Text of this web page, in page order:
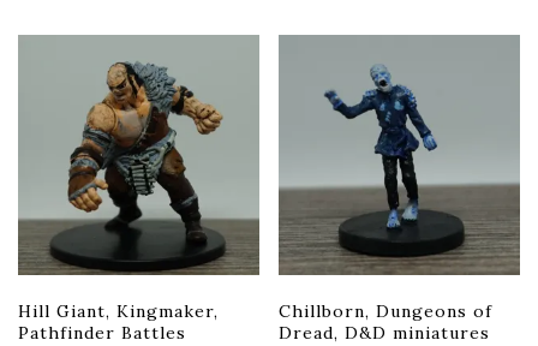
Hill Giant, Kingmaker,
Pathfinder Battles
Chillborn, Dungeons of
Dread, D&D miniatures